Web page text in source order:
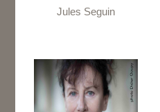
Jules Seguin